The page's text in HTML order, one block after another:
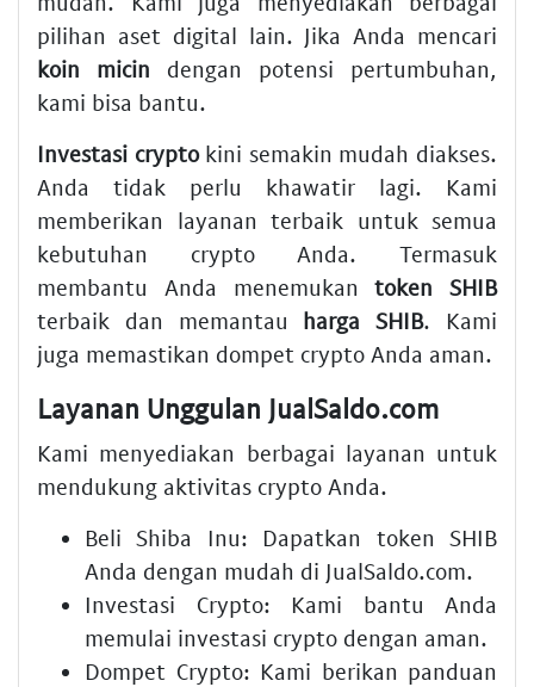
pilihan aset digital lain. Jika Anda mencari
koin micin dengan potensi pertumbuhan,
kami bisa bantu.
Investasi cryptokini semakin mudah diakses.
Anda tidak perlu khawatir lagi. Kami
memberikan layanan terbaik untuk semua
kebutuhan crypto Anda. Termasuk
membantu Anda menemukantoken SHIB
terbaik dan memantau harga SHIB. Kami
juga memastikan dompet crypto Anda aman.
Layanan Unggulan JualSaldo.com
Kami menyediakan berbagai layanan untuk
mendukung aktivitas crypto Anda.
Beli Shiba Inu: Dapatkan token SHIB
Anda dengan mudah di JualSaldo.com.
Investasi Crypto: Kami bantu Anda
memulai investasi crypto dengan aman.
Dompet Crypto: Kami berikan panduan